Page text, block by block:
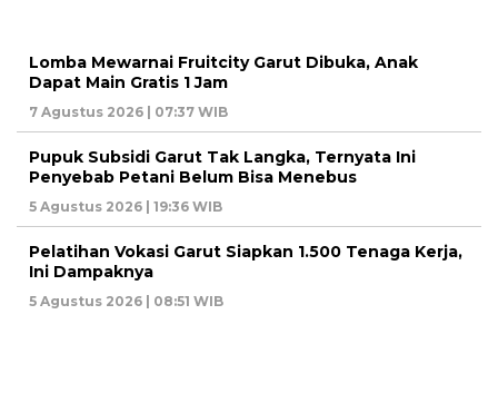
Lomba Mewarnai Fruitcity Garut Dibuka, Anak
Dapat Main Gratis 1 Jam
7 Agustus 2026 | 07:37 WIB
Pupuk Subsidi Garut Tak Langka, Ternyata Ini
Penyebab Petani Belum Bisa Menebus
5 Agustus 2026 | 19:36 WIB
Pelatihan Vokasi Garut Siapkan 1.500 Tenaga Kerja,
Ini Dampaknya
5 Agustus 2026 | 08:51 WIB